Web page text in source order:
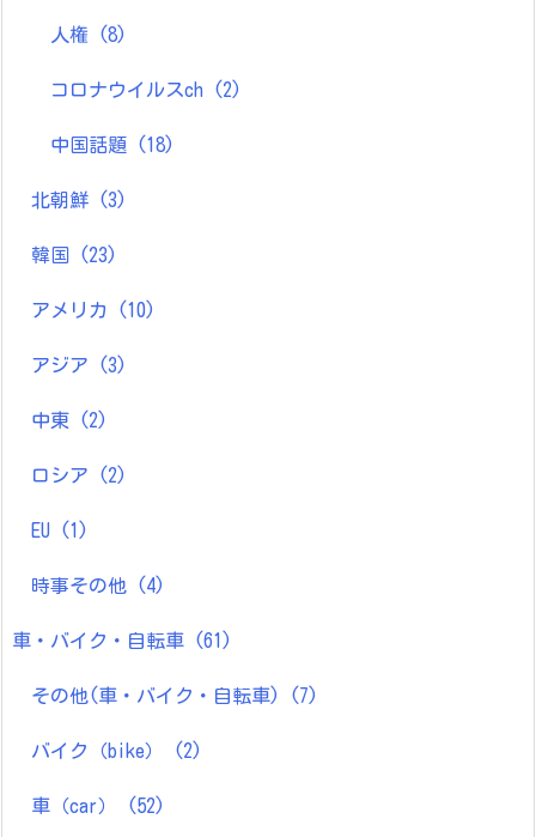
人権 (8)
コロナウイルスch (2)
中国話題 (18)
北朝鮮 (3)
韓国 (23)
アメリカ (10)
アジア (3)
中東 (2)
ロシア (2)
EU (1)
時事その他 (4)
車・バイク・自転車 (61)
その他(車・バイク・自転車) (7)
バイク（bike） (2)
車（car） (52)